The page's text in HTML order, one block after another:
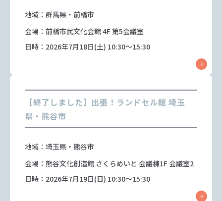
地域：群馬県・前橋市
会場：前橋市民文化会館 4F 第5会議室
日時：2026年7月18日(土) 10:30～15:30
【終了しました】出張！ランドセル館 埼玉
県・熊谷市
地域：埼玉県・熊谷市
会場：熊谷文化創造館 さくらめいと 会議棟1F 会議室2
日時：2026年7月19日(日) 10:30～15:30